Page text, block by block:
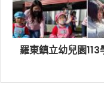
羅東鎮立幼兒園